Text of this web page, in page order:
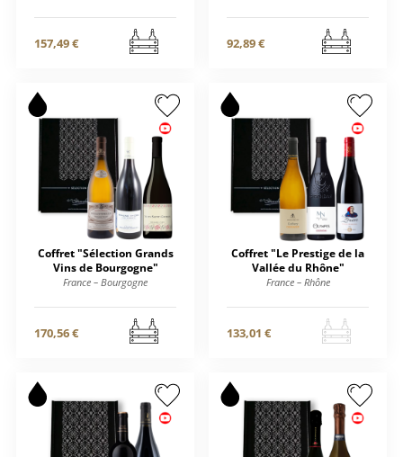
157,49 € 92,89 €
Coffret "Sélection Grands
Vins de Bourgogne"
France – Bourgogne
170,56 €
Coffret "Le Prestige de la
Vallée du Rhône"
France – Rhône
133,01 €